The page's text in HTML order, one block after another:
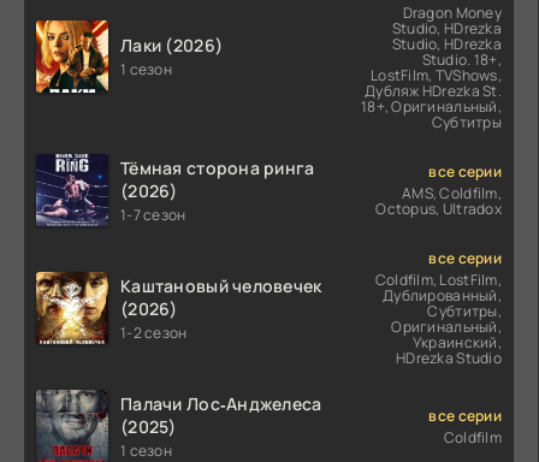
Лаки (2026)
1 сезон
Dragon Money
Studio, HDrezka
Studio, HDrezka
Studio. 18+,
LostFilm, TVShows,
Дубляж HDrezka St.
18+, Оригинальный,
Субтитры
Тёмная сторона ринга
(2026)
1-7 сезон
все серии
AMS, Coldfilm,
Octopus, Ultradox
Каштановый человечек
(2026)
1-2 сезон
все серии
Coldfilm, LostFilm,
Дублированный,
Субтитры,
Оригинальный,
Украинский,
HDrezka Studio
Палачи Лос‑Анджелеса
(2025)
1 сезон
все серии
Coldfilm